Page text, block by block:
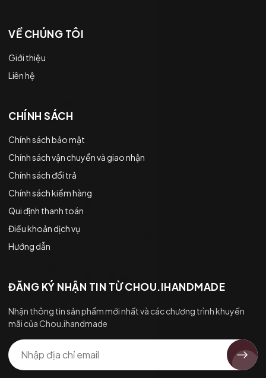
VỀ CHÚNG TÔI
Giới thiệu
Liên hệ
CHÍNH SÁCH
Chính sách bảo mật
Chính sách vận chuyển và giao nhận
Chính sách đổi trả
Chính sách kiểm hàng
Qui định thanh toán
Điều khoản dịch vụ
Hướng dẫn
ĐĂNG KÝ NHẬN TIN TỪ CHOU.IHANDMADE
Nhận thông tin sản phẩm mới nhất và các chương trình khuyến
mãi của Chou.ihandmade